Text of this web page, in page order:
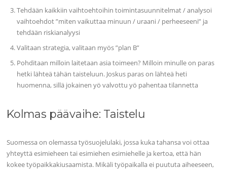
Tehdään kaikkiin vaihtoehtoihin toimintasuunnitelmat / analysoi
vaihtoehdot ”miten vaikuttaa minuun / uraani / perheeseeni” ja
tehdään riskianalyysi
Valitaan strategia, valitaan myös ”plan B”
Pohditaan milloin laitetaan asia toimeen? Milloin minulle on paras
hetki lähteä tähän taisteluun. Joskus paras on lähteä heti
huomenna, sillä jokainen yö valvottu yö pahentaa tilannetta
Kolmas päävaihe: Taistelu
Suomessa on olemassa työsuojelulaki, jossa kuka tahansa voi ottaa
yhteyttä esimieheen tai esimiehen esimiehelle ja kertoa, että hän
kokee työpaikkakiusaamista. Mikäli työpaikalla ei puututa aiheeseen,